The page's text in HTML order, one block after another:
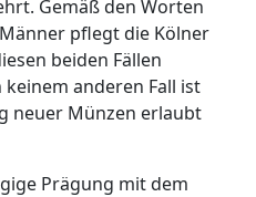
Gemäß den Worten
pflegt die Kölner
beiden Fällen
anderen Fall ist
neuer Münzen erlaubt
Prägung mit dem